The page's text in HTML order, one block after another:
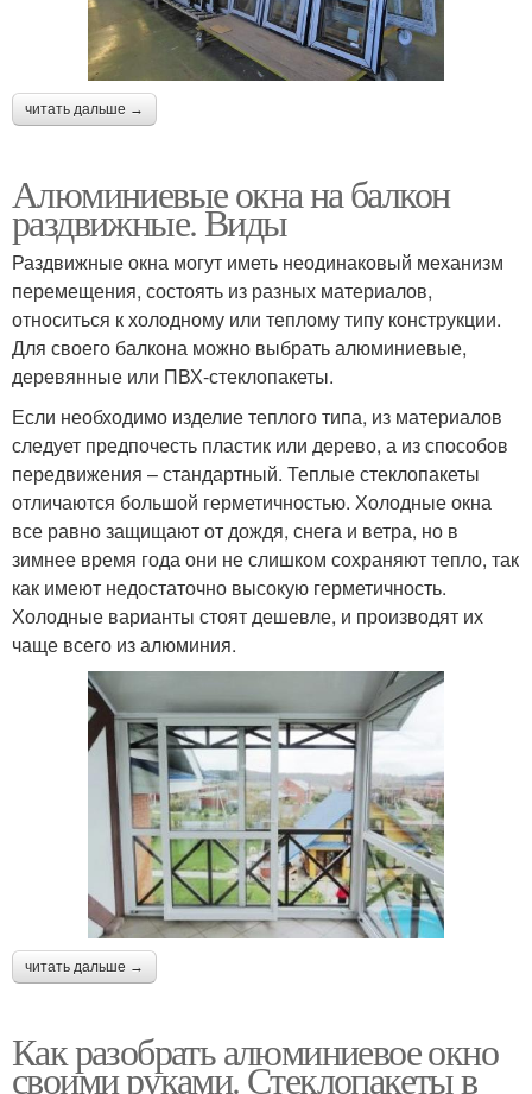
читать дальше →
Алюминиевые окна на балкон
раздвижные. Виды
Раздвижные окна могут иметь неодинаковый механизм
перемещения, состоять из разных материалов,
относиться к холодному или теплому типу конструкции.
Для своего балкона можно выбрать алюминиевые,
деревянные или ПВХ-стеклопакеты.
Если необходимо изделие теплого типа, из материалов
следует предпочесть пластик или дерево, а из способов
передвижения – стандартный. Теплые стеклопакеты
отличаются большой герметичностью. Холодные окна
все равно защищают от дождя, снега и ветра, но в
зимнее время года они не слишком сохраняют тепло, так
как имеют недостаточно высокую герметичность.
Холодные варианты стоят дешевле, и производят их
чаще всего из алюминия.
читать дальше →
Как разобрать алюминиевое окно
своими руками. Стеклопакеты в